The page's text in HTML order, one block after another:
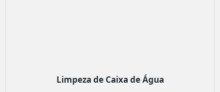
Limpeza de Caixa de Água